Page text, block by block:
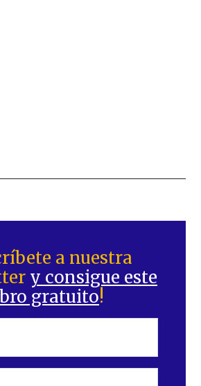
a nuestra
y consigue este
gratuito!